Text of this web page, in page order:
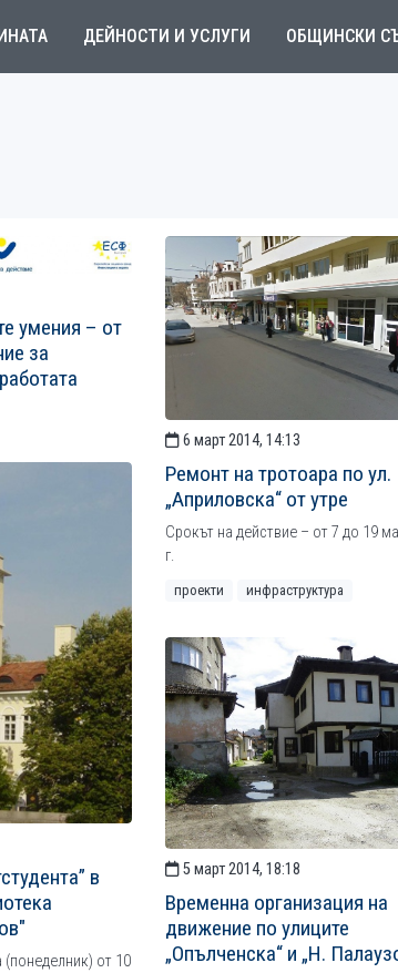
ДЕЙНОСТИ И УСЛУГИ ОБЩИНСКИ
умения – от
за
6 март 2014, 14:13
Ремонт на тротоара по ул.
„Априловска“ от утре
Срокът на действие – от 7 до 19
г.
проекти инфраструктура
в
(понеделник) от 10
5 март 2014, 18:18
Временна организация на
движение по улиците
„Опълченска“ и „Н.